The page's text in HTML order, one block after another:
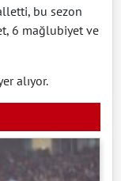
bu sezon
6 mağlubiyet ve
alıyor.